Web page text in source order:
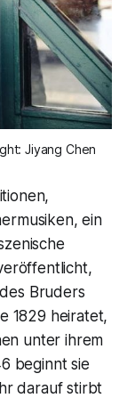
Jiyang Chen
ein
Bruders
1829 heiratet,
unter ihrem
beginnt sie
darauf stirbt